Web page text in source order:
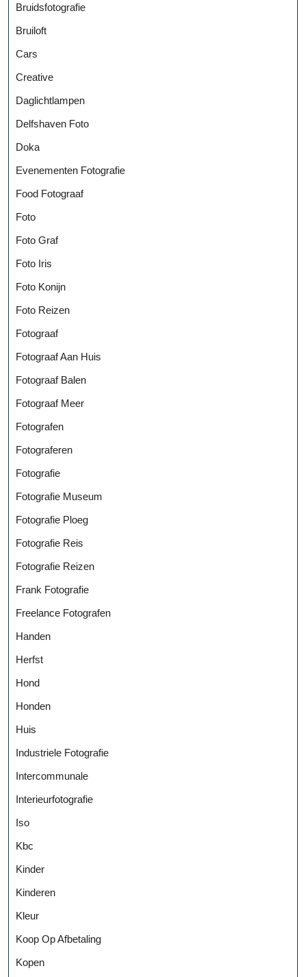
Bruidsfotografie
Bruiloft
Cars
Creative
Daglichtlampen
Delfshaven Foto
Doka
Evenementen Fotografie
Food Fotograaf
Foto
Foto Graf
Foto Iris
Foto Konijn
Foto Reizen
Fotograaf
Fotograaf Aan Huis
Fotograaf Balen
Fotograaf Meer
Fotografen
Fotograferen
Fotografie
Fotografie Museum
Fotografie Ploeg
Fotografie Reis
Fotografie Reizen
Frank Fotografie
Freelance Fotografen
Handen
Herfst
Hond
Honden
Huis
Industriele Fotografie
Intercommunale
Interieurfotografie
Iso
Kbc
Kinder
Kinderen
Kleur
Koop Op Afbetaling
Kopen